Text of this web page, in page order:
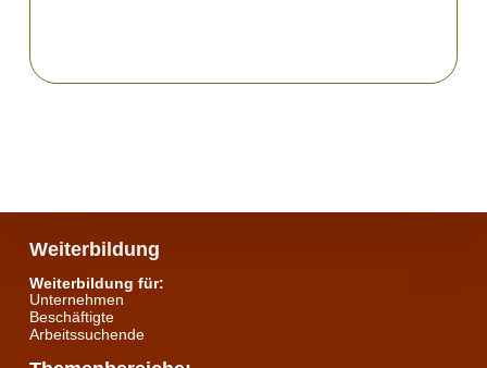
Weiterbildung
Weiterbildung für:
Unternehmen
Beschäftigte
Arbeitssuchende